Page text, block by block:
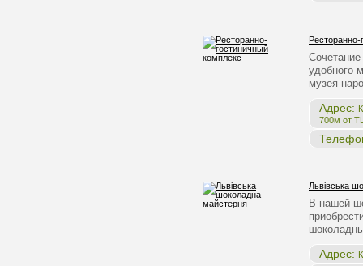
удобного
музея
Адрес:
700м от
Львівська
В нашей
Адрес: